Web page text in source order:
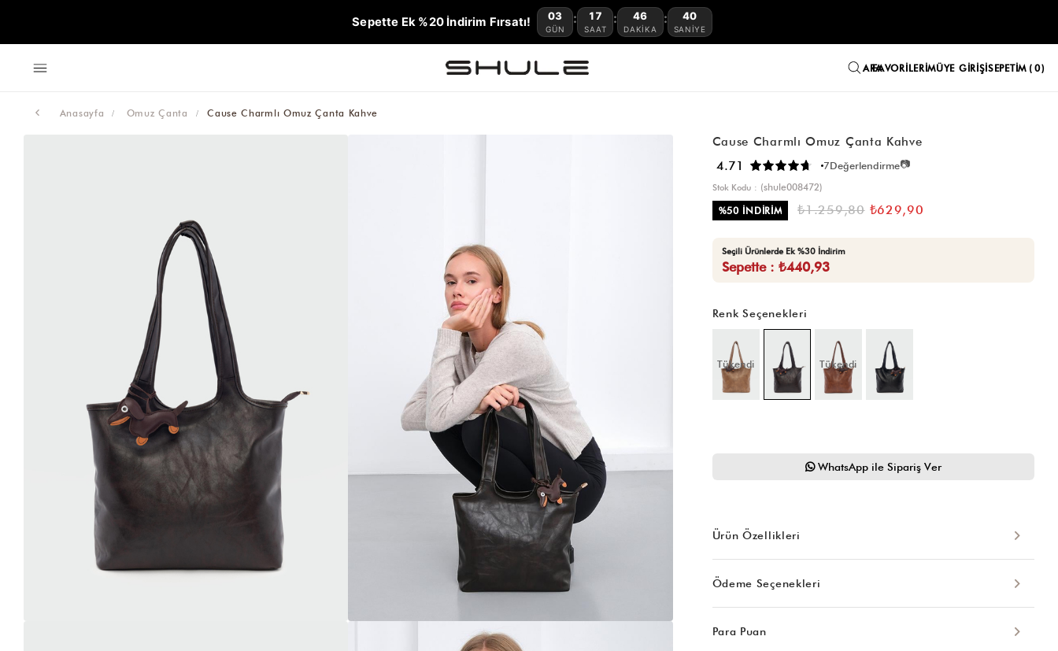
Sepette Ek %20 İndirim Fırsatı! 03
GÜN
: 17
SAAT
: 46
DAKIKA
: 38
SANIYE
FAVORILERIMÜYE GIRIŞISEPETIM 0
Anasayfa Omuz Çanta Cause Charmlı Omuz Çanta Kahve
Cause Charmlı Omuz Çanta Kahve
4.71 7Değerlendirme📷
Stok Kodu
(shule008472)
%50İNDIRIM ₺1.259,80 ₺629,90
Seçili Ürünlerde Ek %30 İndirim
Sepette : ₺440,93
Renk Seçenekleri
Tükendi Tükendi
WhatsApp ile Sipariş Ver
Ürün Özellikleri
Ödeme Seçenekleri
Para Puan